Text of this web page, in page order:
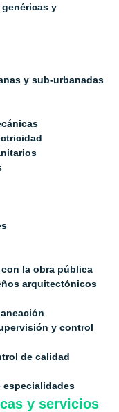
y
y sub-urbanadas
la obra pública
arquitectónicos
y control
de calidad
especialidades
y servicios